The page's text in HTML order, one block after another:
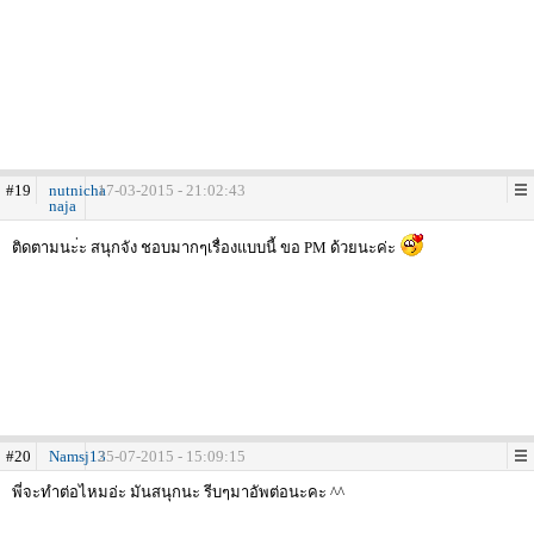
#19
nutnicha
naja
17-03-2015 - 21:02:43
ติดตามนะ่ะ สนุกจัง ชอบมากๆเรื่องแบบนี้ ขอ PM ด้วยนะค่ะ
#20 Namsj1325-07-2015 - 15:09:15
พี่จะทำต่อไหมอ่ะ มันสนุกนะ รีบๆมาอัพต่อนะคะ ^^